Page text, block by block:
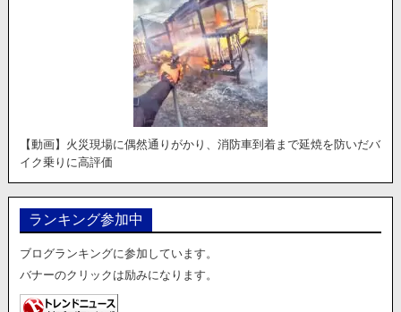
【動画】火災現場に偶然通りがかり、消防車到着まで延焼を防いだバ
イク乗りに高評価
ランキング参加中
ブログランキングに参加しています。
バナーのクリックは励みになります。